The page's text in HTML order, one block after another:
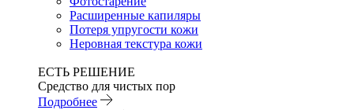
Расширенные капиляры
Потеря упругости кожи
Неровная текстура кожи
ЕСТЬ РЕШЕНИЕ
Средство для чистых пор
Подробнее